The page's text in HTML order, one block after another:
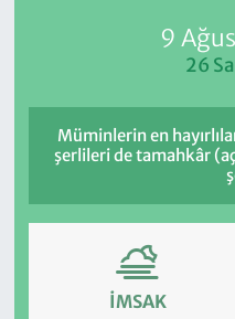
9
26
Müminlerin en
şerlileri de tamahkâr
İMSAK
Haber Arşivi